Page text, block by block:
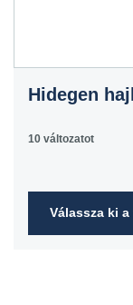
Hidegen
10 változatot
Válassza ki